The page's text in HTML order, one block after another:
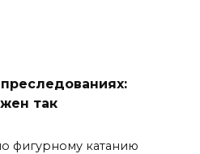
так
фигурному катанию